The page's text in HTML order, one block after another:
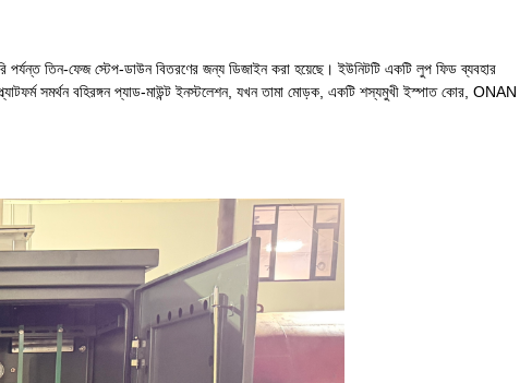
তিন-ফেজ স্টেপ-ডাউন বিতরণের জন্য ডিজাইন করা হয়েছে। ইউনিটটি একটি লুপ ফিড ব্যবহার
সমর্থন বহিরঙ্গন প্যাড-মাউন্ট ইনস্টলেশন, যখন তামা মোড়ক, একটি শস্যমুখী ইস্পাত কোর, ONAN